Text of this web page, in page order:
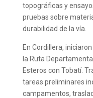
topográficas y
pruebas sobre
durabilidad de la vía.
En Cordillera,
la Ruta
Esteros con Tobatí.
tareas preliminares
campamentos,